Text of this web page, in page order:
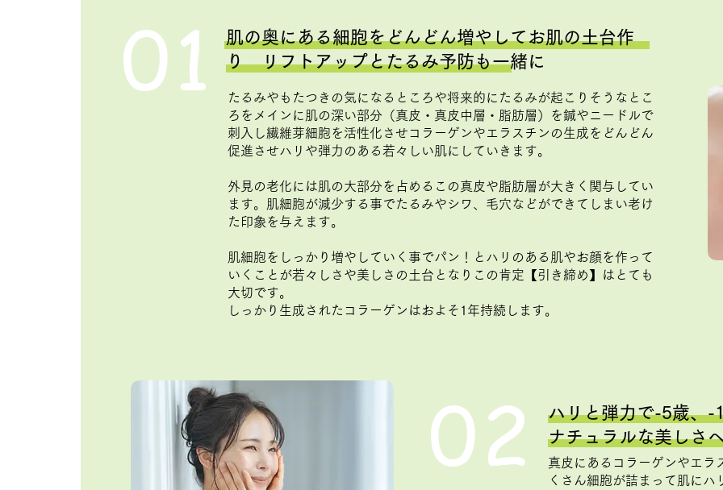
01
肌の奥にある細胞をどんどん増やしてお肌の土台作
り リフトアップとたるみ予防も一緒に
たるみやもたつきの気になるところや将来的にたるみが起こりそうなとこ
ろをメインに肌の深い部分（真皮・真皮中層・脂肪層）を鍼やニードルで
刺入し繊維芽細胞を活性化させコラーゲンやエラスチンの生成をどんどん
促進させハリや弾力のある若々しい肌にしていきます。
外見の老化には肌の大部分を占めるこの真皮や脂肪層が大きく関与してい
ます。肌細胞が減少する事でたるみやシワ、毛穴などができてしまい老け
た印象を与えます。
肌細胞をしっかり増やしていく事でパン！とハリのある肌やお顔を作って
いくことが若々しさや美しさの土台となりこの肯定【引き締め】はとても
大切です。
しっかり生成されたコラーゲンはおよそ1年持続します。
02
ハリと弾力で-5歳、
ナチュラルな美しさ
真皮にあるコラーゲンやエラ
くさん細胞が詰まって肌にハ